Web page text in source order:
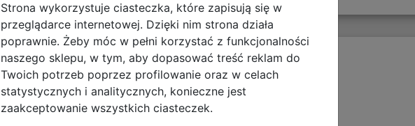
Opinie o produkcie
Strona wykorzystuje ciasteczka, które zapisują się w
przeglądarce internetowej. Dzięki nim strona działa
poprawnie. Żeby móc w pełni korzystać z funkcjonalności
naszego sklepu, w tym, aby dopasować treść reklam do
Twoich potrzeb poprzez profilowanie oraz w celach
statystycznych i analitycznych, konieczne jest
zaakceptowanie wszystkich ciasteczek.